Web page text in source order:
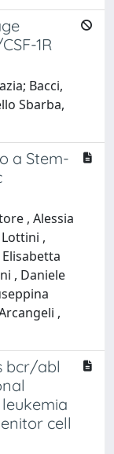
1R
Bacci,
Sbarba,
a Stem-
, Alessia
,
, Daniele
,
bcr/abl
cell